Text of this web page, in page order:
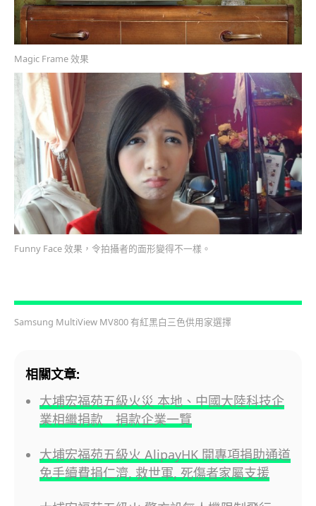
Magic Frame 效果
Funny Face 效果，令拍攝者的面形變得不一樣。
Samsung MultiView MV800 有紅黑白三色供用家選擇
相關文章:
大埔宏福苑五級火災 本地、中國大陸科技企
業相繼捐款 捐款企業一覽
大埔宏福苑五級火 AlipayHK 開專項捐助通道
免手續費捐仁濟, 救世軍, 死傷者家屬支援